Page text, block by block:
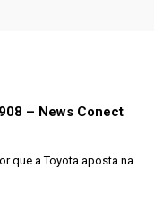
– News Conect
que a Toyota aposta na